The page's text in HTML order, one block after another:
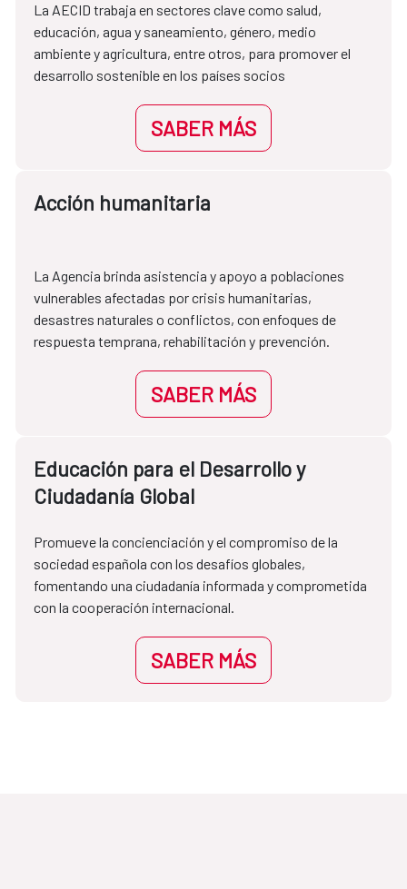
La AECID trabaja en sectores clave como salud,
educación, agua y saneamiento, género, medio
ambiente y agricultura, entre otros, para promover el
desarrollo sostenible en los países socios
SABER MÁS
Acción humanitaria
La Agencia brinda asistencia y apoyo a poblaciones
vulnerables afectadas por crisis humanitarias,
desastres naturales o conflictos, con enfoques de
respuesta temprana, rehabilitación y prevención.
SABER MÁS
Educación para el Desarrollo y
Ciudadanía Global
Promueve la concienciación y el compromiso de la
sociedad española con los desafíos globales,
fomentando una ciudadanía informada y comprometida
con la cooperación internacional.
SABER MÁS